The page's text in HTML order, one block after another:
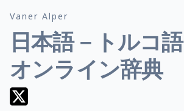
Vaner Alper
日本語－トルコ語
オンライン辞典